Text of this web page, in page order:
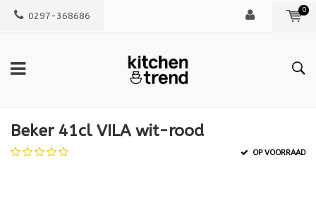
0297-368686
0
Beker 41cl VILA wit-rood
OP VOORRAAD